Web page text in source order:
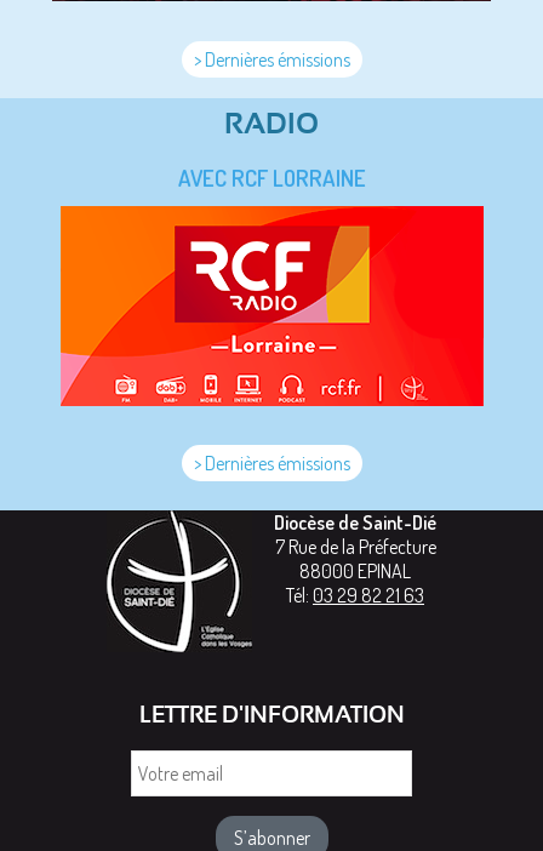
> Dernières émissions
RADIO
AVEC RCF LORRAINE
> Dernières émissions
Diocèse de Saint-Dié
7 Rue de la Préfecture
88000 EPINAL
Tél: 03 29 82 21 63
LETTRE D'INFORMATION